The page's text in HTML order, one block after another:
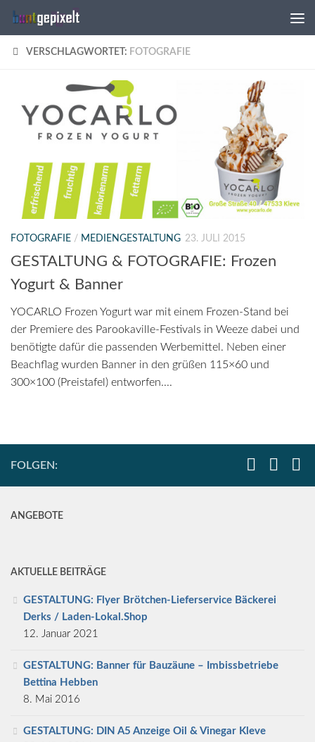
Zum Inhalt springen
VERSCHLAGWORTET: FOTOGRAFIE
FOTOGRAFIE / MEDIENGESTALTUNG 23. JULI 2015
GESTALTUNG & FOTOGRAFIE: Frozen
Yogurt & Banner
YOCARLO Frozen Yogurt war mit einem Frozen-Stand bei
der Premiere des Parookaville-Festivals in Weeze dabei und
benötigte dafür die passenden Werbemittel. Neben einer
Beachflag wurden Banner in den grüßen 115×60 und
300×100 (Preistafel) entworfen....
FOLGEN:
ANGEBOTE
AKTUELLE BEITRÄGE
GESTALTUNG: Flyer Brötchen-Lieferservice Bäckerei
Derks / Laden-Lokal.Shop
12. Januar 2021
GESTALTUNG: Banner für Bauzäune – Imbissbetriebe
Bettina Hebben
8. Mai 2016
GESTALTUNG: DIN A5 Anzeige Oil & Vinegar Kleve